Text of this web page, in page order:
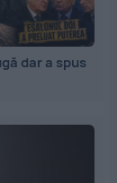
dar a spus